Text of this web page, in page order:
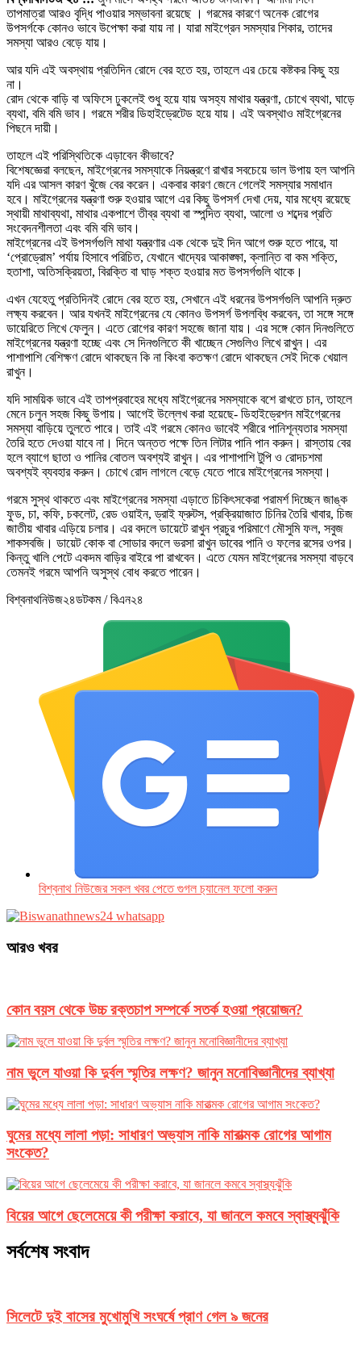
তাপমাত্রা আরও বৃদ্ধি পাওয়ার সম্ভাবনা রয়েছে । গরমের কারণে অনেক রোগের
উপসর্গকে কোনও ভাবে উপেক্ষা করা যায় না। যারা মাইগ্রেন সমস্যার শিকার, তাদের
সমস্যা আরও বেড়ে যায়।
আর যদি এই অবস্থায় প্রতিদিন রোদে বের হতে হয়, তাহলে এর চেয়ে কষ্টকর কিছু হয়
না।
রোদ থেকে বাড়ি বা অফিসে ঢুকলেই শুধু হয়ে যায় অসহ্য মাথার যন্ত্রণা, চোখে ব্যথা, ঘাড়ে
ব্যথা, বমি বমি ভাব। গরমে শরীর ডিহাইড্রেটেড হয়ে যায়। এই অবস্থাও মাইগ্রেনের
পিছনে দায়ী।
তাহলে এই পরিস্থিতিকে এড়াবেন কীভাবে?
বিশেষজ্ঞেরা বলছেন, মাইগ্রেনের সমস্যাকে নিয়ন্ত্রণে রাখার সবচেয়ে ভাল উপায় হল আপনি
যদি এর আসল কারণ খুঁজে বের করেন। একবার কারণ জেনে গেলেই সমস্যার সমাধান
হবে। মাইগ্রেনের যন্ত্রণা শুরু হওয়ার আগে এর কিছু উপসর্গ দেখা দেয়, যার মধ্যে রয়েছে
স্থায়ী মাথাব্যথা, মাথার একপাশে তীব্র ব্যথা বা স্পন্দিত ব্যথা, আলো ও শব্দের প্রতি
সংবেদনশীলতা এবং বমি বমি ভাব।
মাইগ্রেনের এই উপসর্গগুলি মাথা যন্ত্রণার এক থেকে দুই দিন আগে শুরু হতে পারে, যা
‘প্রোড্রোম’ পর্যায় হিসাবে পরিচিত, যেখানে খাদ্যের আকাঙ্ক্ষা, ক্লান্তি বা কম শক্তি,
হতাশা, অতিসক্রিয়তা, বিরক্তি বা ঘাড় শক্ত হওয়ার মত উপসর্গগুলি থাকে।
এখন যেহেতু প্রতিদিনই রোদে বের হতে হয়, সেখানে এই ধরনের উপসর্গগুলি আপনি দ্রুত
লক্ষ্য করবেন। আর যখনই মাইগ্রেনের যে কোনও উপসর্গ উপলব্ধি করবেন, তা সঙ্গে সঙ্গে
ডায়েরিতে লিখে ফেলুন। এতে রোগের কারণ সহজে জানা যায়। এর সঙ্গে কোন দিনগুলিতে
মাইগ্রেনের যন্ত্রণা হচ্ছে এবং সে দিনগুলিতে কী খাচ্ছেন সেগুলিও লিখে রাখুন। এর
পাশাপাশি বেশিক্ষণ রোদে থাকছেন কি না কিংবা কতক্ষণ রোদে থাকছেন সেই দিকে খেয়াল
রাখুন।
যদি সাময়িক ভাবে এই তাপপ্রবাহের মধ্যে মাইগ্রেনের সমস্যাকে বশে রাখতে চান, তাহলে
মেনে চলুন সহজ কিছু উপায়। আগেই উল্লেখ করা হয়েছে- ডিহাইড্রেশন মাইগ্রেনের
সমস্যা বাড়িয়ে তুলতে পারে। তাই এই গরমে কোনও ভাবেই শরীরে পানিশূন্যতার সমস্যা
তৈরি হতে দেওয়া যাবে না। দিনে অন্তত পক্ষে তিন লিটার পানি পান করুন। রাস্তায় বের
হলে ব্যাগে ছাতা ও পানির বোতল অবশ্যই রাখুন। এর পাশাপাশি টুপি ও রোদচশমা
অবশ্যই ব্যবহার করুন। চোখে রোদ লাগলে বেড়ে যেতে পারে মাইগ্রেনের সমস্যা।
গরমে সুস্থ থাকতে এবং মাইগ্রেনের সমস্যা এড়াতে চিকিৎসকেরা পরামর্শ দিচ্ছেন জাঙ্ক
ফুড, চা, কফি, চকলেট, রেড ওয়াইন‌, ড্রাই ফ্রুটস, প্রক্রিয়াজাত চিনির তৈরি খাবার, চিজ
জাতীয় খাবার এড়িয়ে চলার। এর বদলে ডায়েটে রাখুন প্রচুর পরিমাণে মৌসুমি ফল, সবুজ
শাকসবজি। ডায়েট কোক বা সোডার বদলে ভরসা রাখুন ডাবের পানি ও ফলের রসের ওপর।
কিন্তু খালি পেটে একদম বাড়ির বাইরে পা রাখবেন। এতে যেমন মাইগ্রেনের সমস্যা বাড়বে
তেমনই গরমে আপনি অসুস্থ বোধ করতে পারেন।
বিশ্বনাথনিউজ২৪ডটকম / বিএন২৪
বিশ্বনাথ নিউজের সকল খবর পেতে গুগল চ‌্যানেল ফলো করুন
আরও খবর
কোন বয়স থেকে উচ্চ রক্তচাপ সম্পর্কে সতর্ক হওয়া প্রয়োজন?
নাম ভুলে যাওয়া কি দুর্বল স্মৃতির লক্ষণ? জানুন মনোবিজ্ঞানীদের ব্যাখ্যা
ঘুমের মধ্যে লালা পড়া: সাধারণ অভ্যাস নাকি মারাত্মক রোগের আগাম
সংকেত?
বিয়ের আগে ছেলেমেয়ে কী পরীক্ষা করাবে, যা জানলে কমবে স্বাস্থ্যঝুঁকি
সর্বশেষ সংবাদ
সিলেটে দুই বাসের মুখোমুখি সংঘর্ষে প্রাণ গেল ৯ জনের